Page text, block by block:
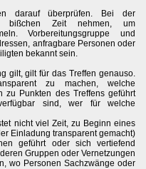
darauf überprüfen. Bei der
bißchen Zeit nehmen, um
Vorbereitungsgruppe und
anfragbare Personen oder
bekannt sein.
gilt, gilt für das Treffen genauso.
zu machen, welche
zu Punkten des Treffens geführt
sind, wer für welche
nicht viel Zeit, zu Beginn eines
Einladung transparent gemacht)
geführt oder sich vertiefend
Gruppen oder Vernetzungen
wo Personen Sachzwänge oder